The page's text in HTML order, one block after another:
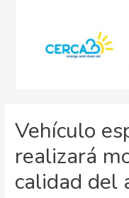
Vehículo
realizará
calidad del